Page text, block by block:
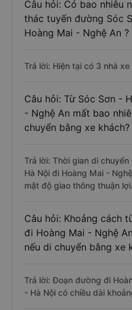
Câu hỏi: Có bao nhiêu
thác tuyến đường Sóc
Hoàng Mai - Nghệ An ?
Trả lời: Hiện tại có 3 nhà
Câu hỏi: Từ Sóc Sơn -
- Nghệ An mất bao
chuyển bằng xe khách?
Trả lời: Thời gian di
Hà Nội đi Hoàng Mai -
mật độ giao thông thuận lợi.
Câu hỏi: Khoảng cách
đi Hoàng Mai - Nghệ
nếu di chuyển bằng xe
Trả lời: Đoạn đường đi
- Hà Nội có chiều dài